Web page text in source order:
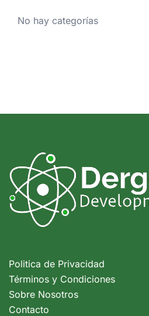
No hay categorías
Politica de Privacidad
Términos y Condiciones
Sobre Nosotros
Contacto